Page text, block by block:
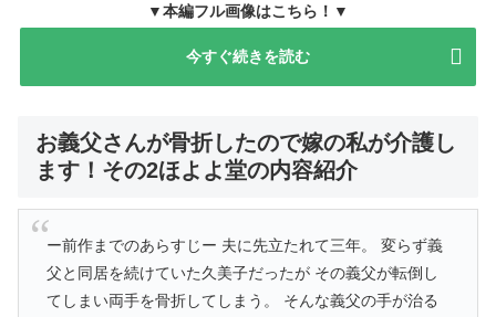
▼本編フル画像はこちら！▼
今すぐ続きを読む
お義父さんが骨折したので嫁の私が介護し
ます！その2ほよよ堂の内容紹介
ー前作までのあらすじー 夫に先立たれて三年。 変らず義
父と同居を続けていた久美子だったが その義父が転倒し
てしまい両手を骨折してしまう。 そんな義父の手が治る